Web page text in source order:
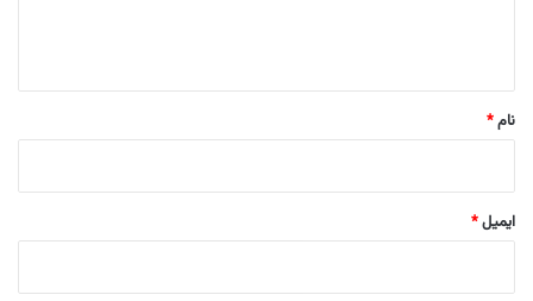
نام*
ایمیل*